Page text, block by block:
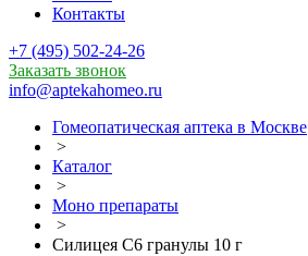
Контакты
+7 (495) 502-24-26
Заказать звонок
info@aptekahomeo.ru
Гомеопатическая аптека в Москве
>
Каталог
>
Моно препараты
>
Силицея С6 гранулы 10 г